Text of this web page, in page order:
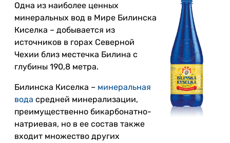
Одна из наиболее ценных
минеральных вод в Мире Билинска
Киселка – добывается из
источников в горах Северной
Чехии близ местечка Билина с
глубины 190,8 метра.
Билинска Киселка – минеральная
вода средней минерализации,
преимущественно бикарбонатно-
натриевая, но в ее состав также
входит множество других